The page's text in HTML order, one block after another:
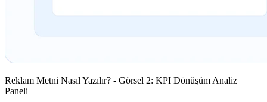
Reklam Metni Nasıl Yazılır? - Görsel 2: KPI Dönüşüm Analiz
Paneli